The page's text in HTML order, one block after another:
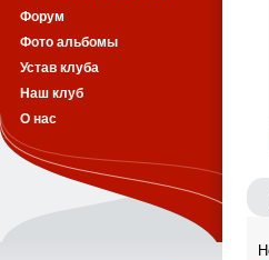
Форум
Фото альбомы
Устав клуба
Наш клуб
О нас